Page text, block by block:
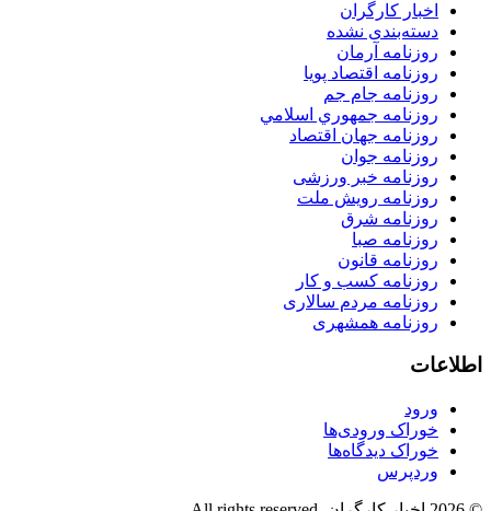
اخبار کارگران
دسته‌بندی نشده
روزنامه آرمان
روزنامه اقتصاد پویا
روزنامه جام جم
روزنامه جمهوري اسلامي
روزنامه جهان اقتصاد
روزنامه جوان
روزنامه خبر ورزشى
روزنامه رویش ملت
روزنامه شرق
روزنامه صبا
روزنامه قانون
روزنامه كسب و كار
روزنامه مردم سالاری
روزنامه همشهری
اطلاعات
ورود
خوراک ورودی‌ها
خوراک دیدگاه‌ها
وردپرس